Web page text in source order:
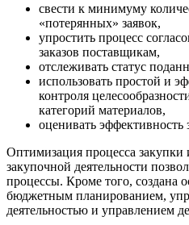
свести к минимуму
«потерянных» заявок,
упростить процесс
заказов поставщикам,
отслеживать статус
использовать простой и
контроля
категорий материалов,
оценивать эффективность
Оптимизация процесса закупки
закупочной деятельности
процессы. Кроме того, создана
бюджетным планированием,
деятельностью и управлением